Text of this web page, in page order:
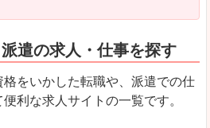
遣の求人・仕事を探す
をいかした転職や、派遣での仕
利な求人サイトの一覧です。